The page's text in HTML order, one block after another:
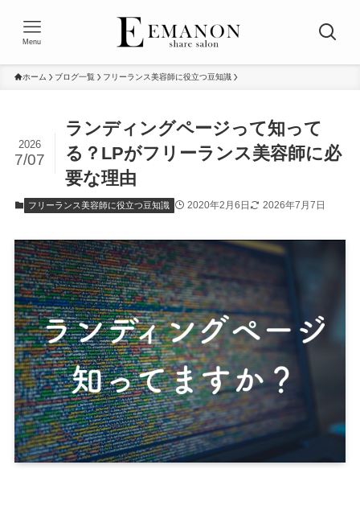
Menu
ホーム ブログ一覧 フリーランス美容師に役立つ豆知識
ランディングページって知って
る？LPがフリーランス美容師に必
要な理由
2026
7/07
フリーランス美容師に役立つ豆知識 2020年2月6日 2026年7月7日